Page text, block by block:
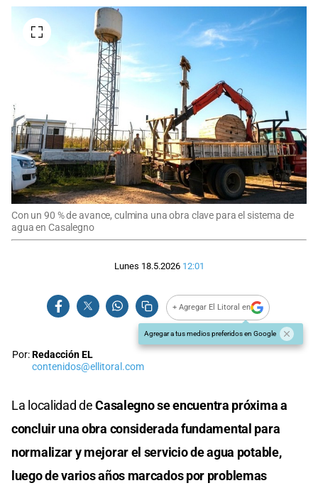
Con un 90 % de avance, culmina una obra clave para el sistema de
agua en Casalegno
Lunes 18.5.2026 12:01
+ Agregar El Litoral en
Agregar a tus medios preferidos en Google
Por:Redacción EL
contenidos@ellitoral.com
La localidad deCasalegno se encuentra próxima a
concluir una obra considerada fundamental para
normalizar y mejorar el servicio de agua potable,
luego de varios años marcados por problemas